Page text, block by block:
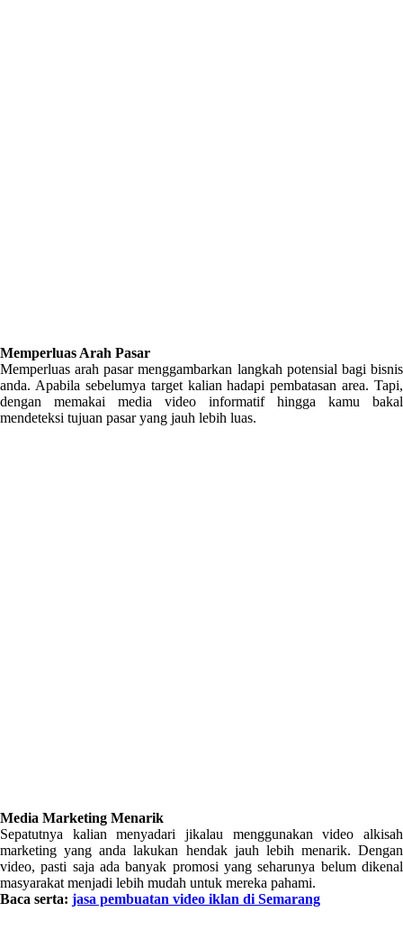
Memperluas Arah Pasar
Memperluas arah pasar menggambarkan langkah potensial bagi bisnis
anda. Apabila sebelumya target kalian hadapi pembatasan area. Tapi,
dengan memakai media video informatif hingga kamu bakal
mendeteksi tujuan pasar yang jauh lebih luas.
Media Marketing Menarik
Sepatutnya kalian menyadari jikalau menggunakan video alkisah
marketing yang anda lakukan hendak jauh lebih menarik. Dengan
video, pasti saja ada banyak promosi yang seharunya belum dikenal
masyarakat menjadi lebih mudah untuk mereka pahami.
Baca serta: jasa pembuatan video iklan di Semarang